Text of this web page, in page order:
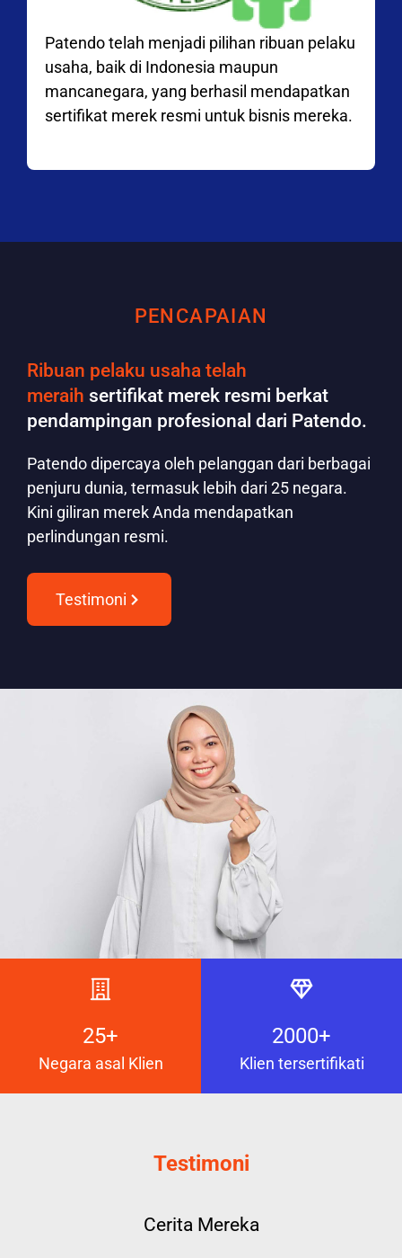
Patendo telah menjadi pilihan ribuan pelaku
usaha, baik di Indonesia maupun
mancanegara, yang berhasil mendapatkan
sertifikat merek resmi untuk bisnis mereka.
PENCAPAIAN
Ribuan pelaku usaha telah
meraih sertifikat merek resmi berkat
pendampingan profesional dari Patendo.
Patendo dipercaya oleh pelanggan dari berbagai
penjuru dunia, termasuk lebih dari 25 negara.
Kini giliran merek Anda mendapatkan
perlindungan resmi.
Testimoni
25+
Negara asal Klien
2000+
Klien tersertifikati
Testimoni
Cerita Mereka